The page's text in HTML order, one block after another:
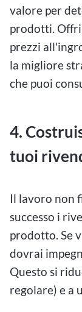
valore per
prodotti.
prezzi
la migliore
che puoi
4.
tuoi
Il lavoro non
successo i
prodotto. Se
dovrai
Questo si
regolare) e a